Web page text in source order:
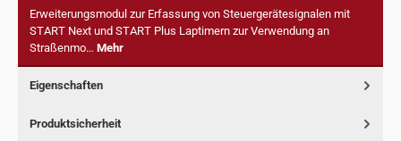
Erweiterungsmodul zur Erfassung von Steuergerätesignalen mit
START Next und START Plus Laptimern zur Verwendung an
Straßenmo… Mehr
Eigenschaften
Produktsicherheit